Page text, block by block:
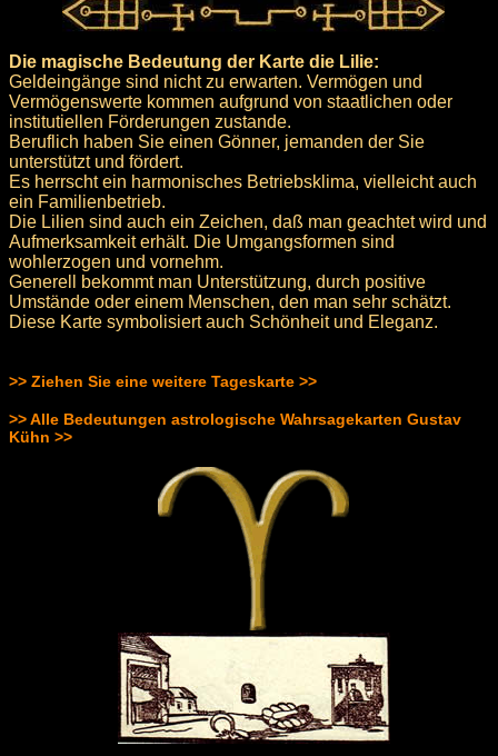
Die magische Bedeutung der Karte die Lilie:
Geldeingänge sind nicht zu erwarten. Vermögen und
Vermögenswerte kommen aufgrund von staatlichen oder
institutiellen Förderungen zustande.
Beruflich haben Sie einen Gönner, jemanden der Sie
unterstützt und fördert.
Es herrscht ein harmonisches Betriebsklima, vielleicht auch
ein Familienbetrieb.
Die Lilien sind auch ein Zeichen, daß man geachtet wird und
Aufmerksamkeit erhält. Die Umgangsformen sind
wohlerzogen und vornehm.
Generell bekommt man Unterstützung, durch positive
Umstände oder einem Menschen, den man sehr schätzt.
Diese Karte symbolisiert auch Schönheit und Eleganz.
>> Ziehen Sie eine weitere Tageskarte >>
>> Alle Bedeutungen astrologische Wahrsagekarten Gustav
Kühn >>